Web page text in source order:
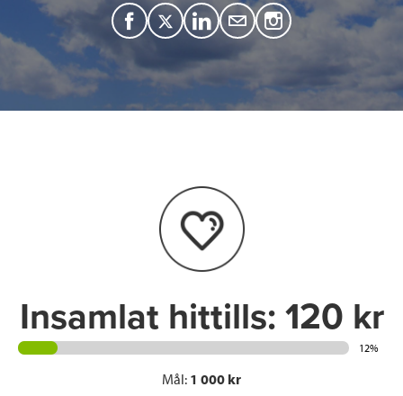
F
T
e
L
i
I
n
M
a
i
Insamlat hittills: 120 kr
12%
Mål: 1 000 kr